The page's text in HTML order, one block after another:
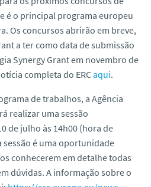
é o principal programa europeu
Os concursos abrirão em breve,
a ter como data de submissão
Synergy Grantem novembro de
completa do ERCaqui.
de trabalhos, a Agência
realizar uma sessão
de julho às 14h00 (hora de
sessão é uma oportunidade
conhecerem em detalhe todas
dúvidas. A informação sobre o